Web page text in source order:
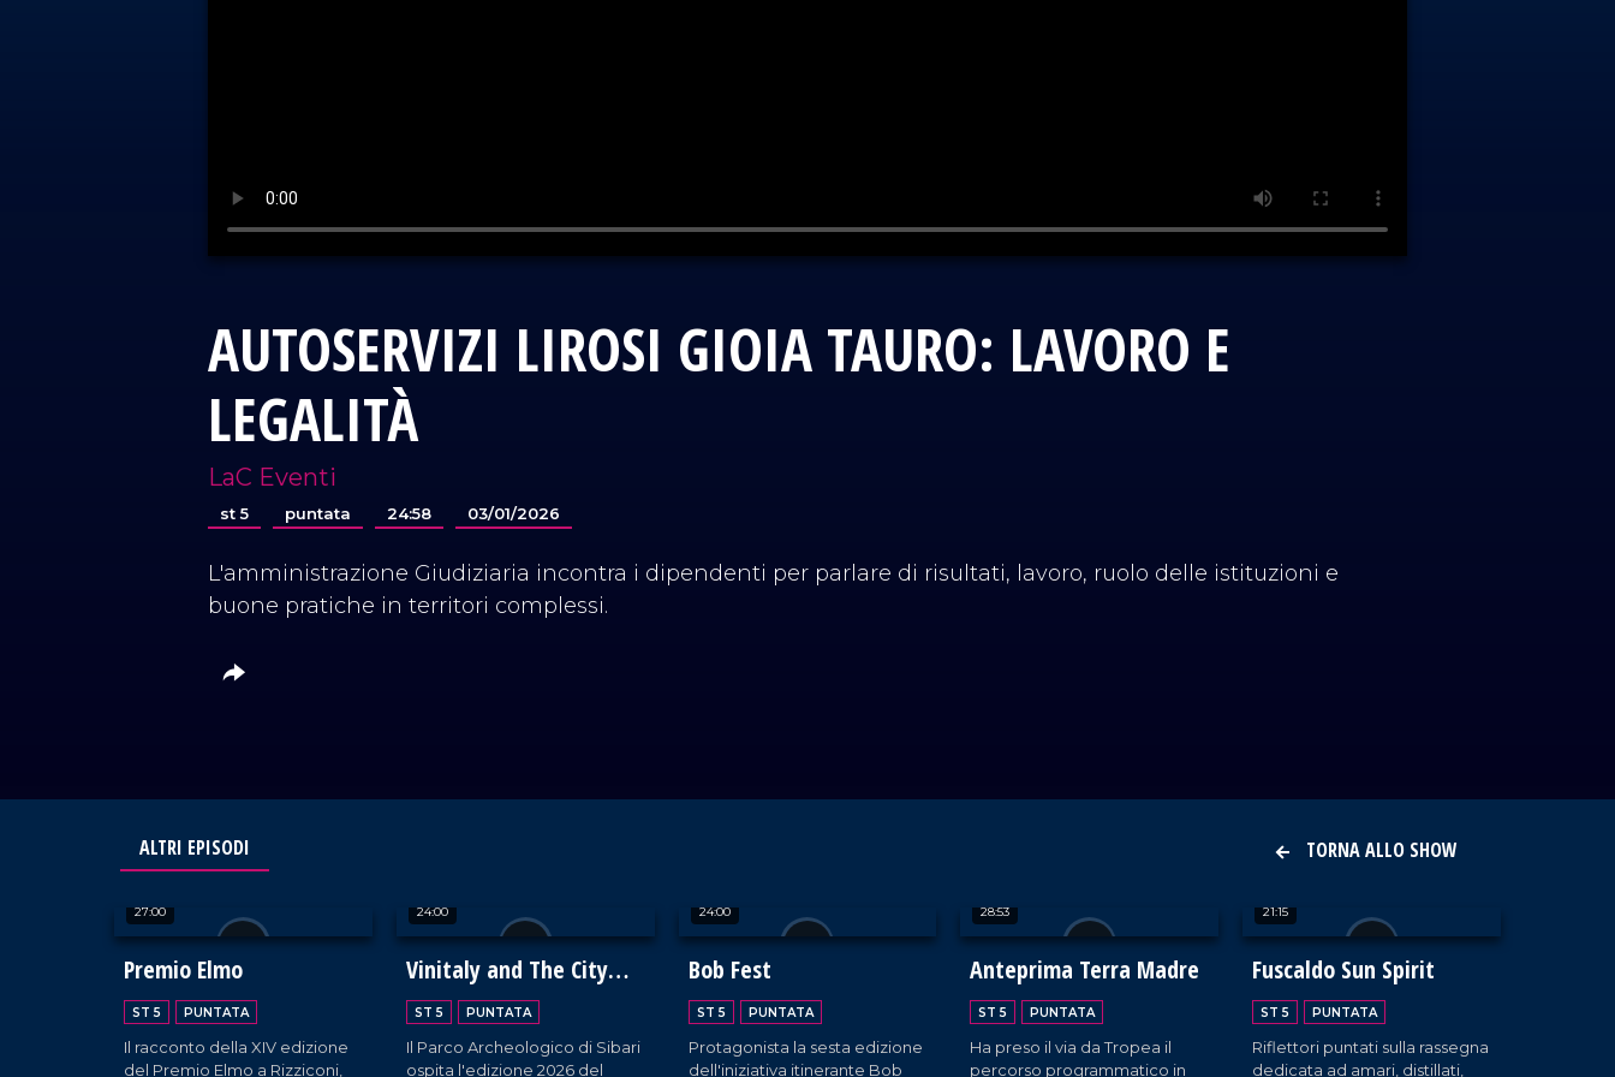
AUTOSERVIZI LIROSI GIOIA TAURO: LAVORO E
LEGALITÀ
LaC Eventi
st 5 puntata 24:58 03/01/2026
L'amministrazione Giudiziaria incontra i dipendenti per parlare di risultati, lavoro, ruolo delle istituzioni e
buone pratiche in territori complessi.
TORNA ALLO SHOW
ALTRI EPISODI
27:00
Premio Elmo
ST 5 PUNTATA
Il racconto della XIV edizione
del Premio Elmo a Rizziconi,
24:00
Vinitaly and The City
2026
ST 5 PUNTATA
Il Parco Archeologico di Sibari
ospita l'edizione 2026 del
24:00
Bob Fest
ST 5 PUNTATA
Protagonista la sesta edizione
dell'iniziativa itinerante Bob
28:53
Anteprima Terra Madre
ST 5 PUNTATA
Ha preso il via da Tropea il
percorso programmatico in
21:15
Fuscaldo Sun Spirit
ST 5 PUNTATA
Riflettori puntati sulla rassegna
dedicata ad amari, distillati,